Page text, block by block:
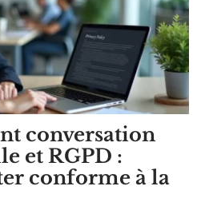
conversation
et RGPD :
conforme à la